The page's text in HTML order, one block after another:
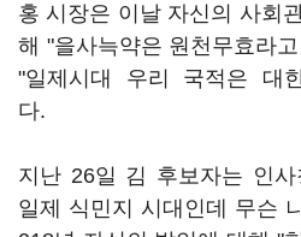
홍 시장은 이날 자신의 사회
해 "을사늑약은 원천무효라
"일제시대 우리 국적은 대
다.
지난 26일 김 후보자는 인
일제 식민지 시대인데 무슨